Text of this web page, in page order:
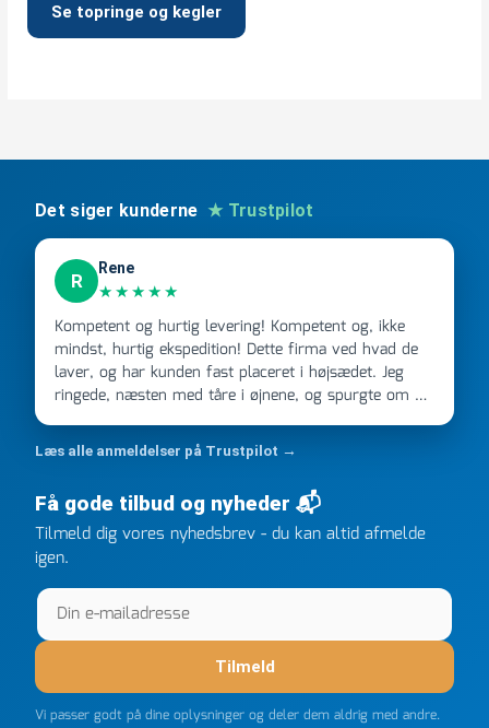
Se topringe og kegler
Det siger kunderne ★ Trustpilot
R
Rene
★★★★★
Kompetent og hurtig levering! Kompetent og, ikke
mindst, hurtig ekspedition! Dette firma ved hvad de
laver, og har kunden fast placeret i højsædet. Jeg
ringede, næsten med tåre i øjnene, og spurgte om de
kunne overholde en 2 måneder gammel aftale. Jeg
ringede onsdag kl 16, og min store ordre kom dagen
efter kl 6.45! Kan slet ikke få armene ned, og næste
gang jeg skal bruge noget, vil jeg ringe til dem
FØRST. De varmeste og venligste hilsner fra Rene
Læs alle anmeldelser på Trustpilot →
Få gode tilbud og nyheder 📬
Tilmeld dig vores nyhedsbrev - du kan altid afmelde
igen.
Tilmeld
Vi passer godt på dine oplysninger og deler dem aldrig med andre.